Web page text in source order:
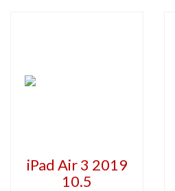
iPad Air 3 2019
10.5